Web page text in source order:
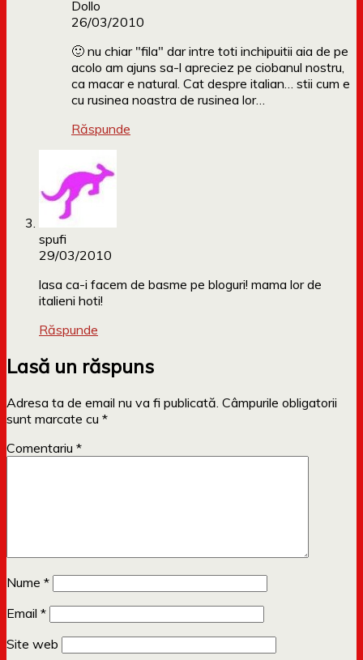
Dollo
26/03/2010
🙂 nu chiar "fila" dar intre toti inchipuitii aia de pe
acolo am ajuns sa-l apreciez pe ciobanul nostru,
ca macar e natural. Cat despre italian… stii cum e
cu rusinea noastra de rusinea lor…
Răspunde
spufi
29/03/2010
lasa ca-i facem de basme pe bloguri! mama lor de
italieni hoti!
Răspunde
Lasă un răspuns
Adresa ta de email nu va fi publicată. Câmpurile obligatorii
sunt marcate cu *
Comentariu *
Nume *
Email *
Site web